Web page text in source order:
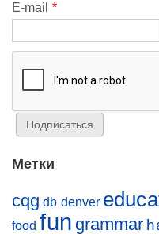
E-mail *
Метки
cqg db denver
food fun grammar